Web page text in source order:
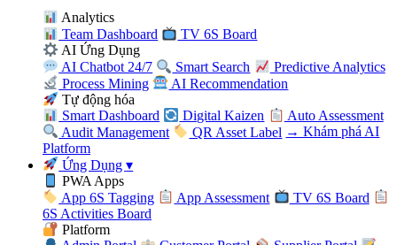
Analytics
Team Dashboard
TV 6S Board
AI Ứng Dụng
AI Chatbot 24/7
Smart Search
Predictive Analytics
Process Mining
AI Recommendation
Tự động hóa
Smart Dashboard
Digital Kaizen
Auto Assessment
Audit Management
QR Asset Label → Khám phá AI
Platform
Ứng Dụng▾
PWA Apps
App 6S Tagging
App Assessment
TV 6S Board
6S Activities Board
Platform